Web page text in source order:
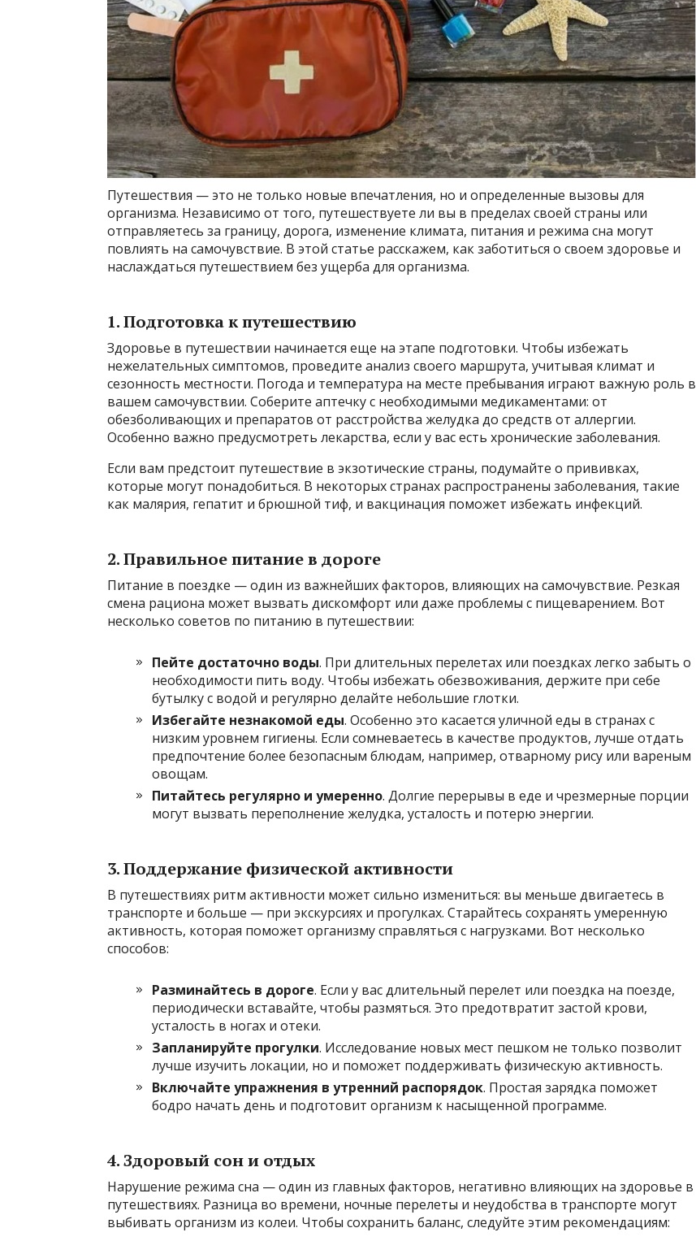
Путешествия — это не только новые впечатления, но и определенные вызовы для
организма. Независимо от того, путешествуете ли вы в пределах своей страны или
отправляетесь за границу, дорога, изменение климата, питания и режима сна могут
повлиять на самочувствие. В этой статье расскажем, как заботиться о своем здоровье и
наслаждаться путешествием без ущерба для организма.
1. Подготовка к путешествию
Здоровье в путешествии начинается еще на этапе подготовки. Чтобы избежать
нежелательных симптомов, проведите анализ своего маршрута, учитывая климат и
сезонность местности. Погода и температура на месте пребывания играют важную роль в
вашем самочувствии. Соберите аптечку с необходимыми медикаментами: от
обезболивающих и препаратов от расстройства желудка до средств от аллергии.
Особенно важно предусмотреть лекарства, если у вас есть хронические заболевания.
Если вам предстоит путешествие в экзотические страны, подумайте о прививках,
которые могут понадобиться. В некоторых странах распространены заболевания, такие
как малярия, гепатит и брюшной тиф, и вакцинация поможет избежать инфекций.
2. Правильное питание в дороге
Питание в поездке — один из важнейших факторов, влияющих на самочувствие. Резкая
смена рациона может вызвать дискомфорт или даже проблемы с пищеварением. Вот
несколько советов по питанию в путешествии:
Пейте достаточно воды. При длительных перелетах или поездках легко забыть о
необходимости пить воду. Чтобы избежать обезвоживания, держите при себе
бутылку с водой и регулярно делайте небольшие глотки.
Избегайте незнакомой еды. Особенно это касается уличной еды в странах с
низким уровнем гигиены. Если сомневаетесь в качестве продуктов, лучше отдать
предпочтение более безопасным блюдам, например, отварному рису или вареным
овощам.
Питайтесь регулярно и умеренно. Долгие перерывы в еде и чрезмерные порции
могут вызвать переполнение желудка, усталость и потерю энергии.
3. Поддержание физической активности
В путешествиях ритм активности может сильно измениться: вы меньше двигаетесь в
транспорте и больше — при экскурсиях и прогулках. Старайтесь сохранять умеренную
активность, которая поможет организму справляться с нагрузками. Вот несколько
способов:
Разминайтесь в дороге. Если у вас длительный перелет или поездка на поезде,
периодически вставайте, чтобы размяться. Это предотвратит застой крови,
усталость в ногах и отеки.
Запланируйте прогулки. Исследование новых мест пешком не только позволит
лучше изучить локации, но и поможет поддерживать физическую активность.
Включайте упражнения в утренний распорядок. Простая зарядка поможет
бодро начать день и подготовит организм к насыщенной программе.
4. Здоровый сон и отдых
Нарушение режима сна — один из главных факторов, негативно влияющих на здоровье в
путешествиях. Разница во времени, ночные перелеты и неудобства в транспорте могут
выбивать организм из колеи. Чтобы сохранить баланс, следуйте этим рекомендациям: